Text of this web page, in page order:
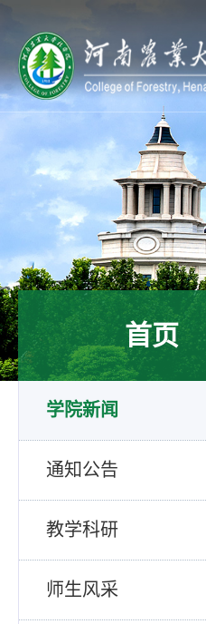
首页
学院新闻
通知公告
教学科研
师生风采